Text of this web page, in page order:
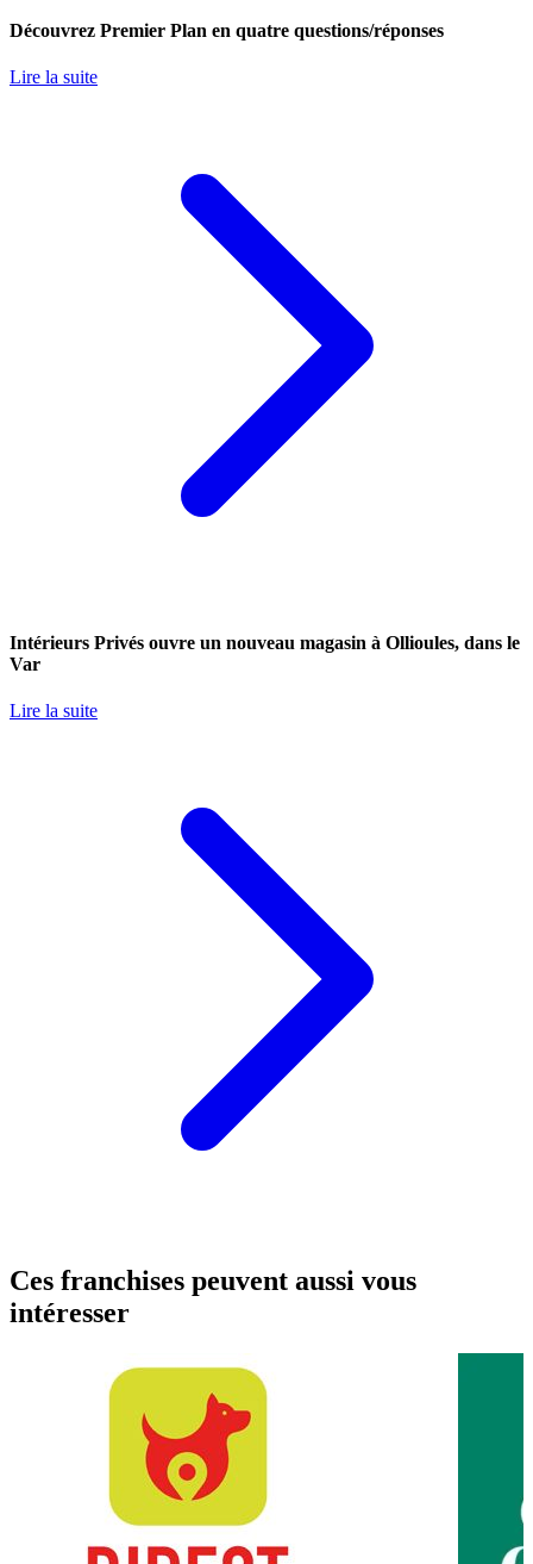
Découvrez Premier Plan en quatre questions/réponses
Lire la suite
Intérieurs Privés ouvre un nouveau magasin à Ollioules, dans le
Var
Lire la suite
Ces franchises peuvent aussi vous
intéresser